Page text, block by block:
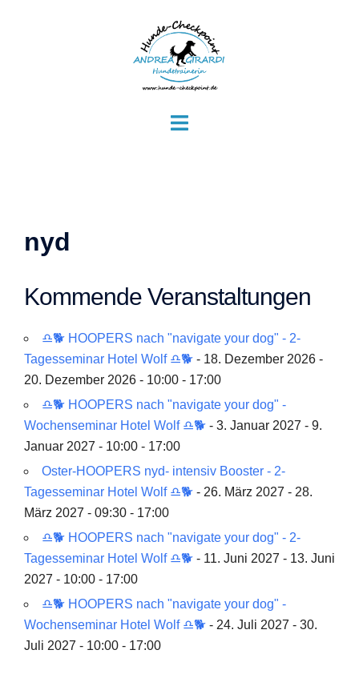
Menü
nyd
Kommende Veranstaltungen
♎🐕 HOOPERS nach "navigate your dog" - 2-
Tagesseminar Hotel Wolf ♎🐕 - 18. Dezember 2026 -
20. Dezember 2026 - 10:00 - 17:00
♎🐕 HOOPERS nach "navigate your dog" -
Wochenseminar Hotel Wolf ♎🐕 - 3. Januar 2027 - 9.
Januar 2027 - 10:00 - 17:00
Oster-HOOPERS nyd- intensiv Booster - 2-
Tagesseminar Hotel Wolf ♎🐕 - 26. März 2027 - 28.
März 2027 - 09:30 - 17:00
♎🐕 HOOPERS nach "navigate your dog" - 2-
Tagesseminar Hotel Wolf ♎🐕 - 11. Juni 2027 - 13. Juni
2027 - 10:00 - 17:00
♎🐕 HOOPERS nach "navigate your dog" -
Wochenseminar Hotel Wolf ♎🐕 - 24. Juli 2027 - 30.
Juli 2027 - 10:00 - 17:00